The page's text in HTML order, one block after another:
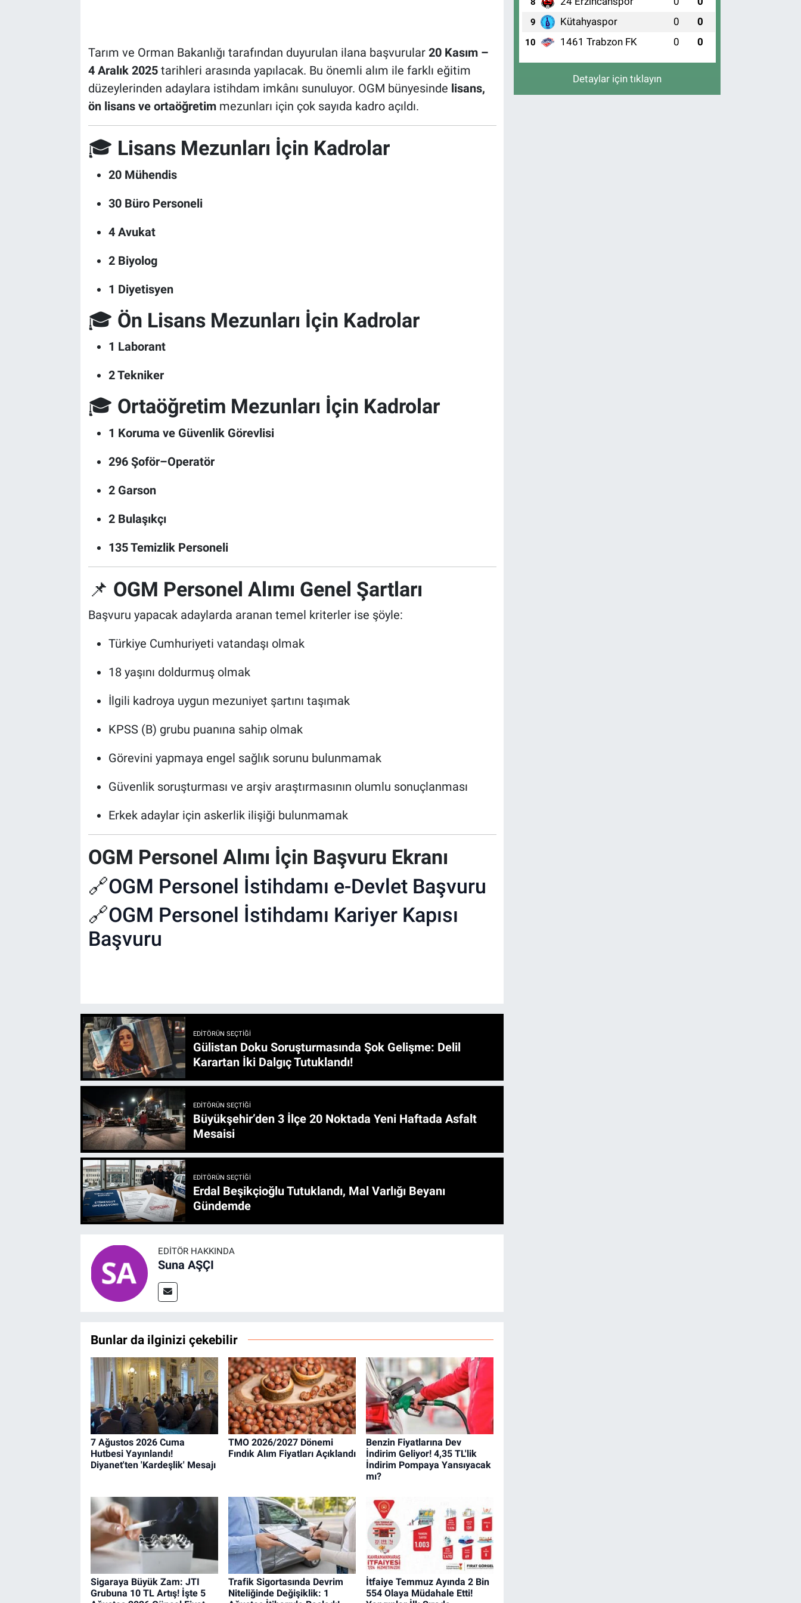
Tarım ve Orman Bakanlığı tarafından duyurulan ilana başvurular 20 Kasım –
4 Aralık 2025tarihleri arasında yapılacak. Bu önemli alım ile farklı eğitim
düzeylerinden adaylara istihdam imkânı sunuluyor. OGM bünyesinde lisans,
ön lisans ve ortaöğretimmezunları için çok sayıda kadro açıldı.
🎓 Lisans Mezunları İçin Kadrolar
20 Mühendis
30 Büro Personeli
4 Avukat
2 Biyolog
1 Diyetisyen
🎓 Ön Lisans Mezunları İçin Kadrolar
1 Laborant
2 Tekniker
🎓 Ortaöğretim Mezunları İçin Kadrolar
1 Koruma ve Güvenlik Görevlisi
296 Şoför–Operatör
2 Garson
2 Bulaşıkçı
135 Temizlik Personeli
📌 OGM Personel Alımı Genel Şartları
Başvuru yapacak adaylarda aranan temel kriterler ise şöyle:
Türkiye Cumhuriyeti vatandaşı olmak
18 yaşını doldurmuş olmak
İlgili kadroya uygun mezuniyet şartını taşımak
KPSS (B) grubu puanına sahip olmak
Görevini yapmaya engel sağlık sorunu bulunmamak
Güvenlik soruşturması ve arşiv araştırmasının olumlu sonuçlanması
Erkek adaylar için askerlik ilişiği bulunmamak
OGM Personel Alımı İçin Başvuru Ekranı
🔗OGM Personel İstihdamı e-Devlet Başvuru
🔗OGM Personel İstihdamı Kariyer Kapısı
Başvuru
EDITÖRÜN SEÇTIĞI
Gülistan Doku Soruşturmasında Şok Gelişme: Delil
Karartan İki Dalgıç Tutuklandı!
EDITÖRÜN SEÇTIĞI
Büyükşehir’den 3 İlçe 20 Noktada Yeni Haftada Asfalt
Mesaisi
EDITÖRÜN SEÇTIĞI
Erdal Beşikçioğlu Tutuklandı, Mal Varlığı Beyanı
Gündemde
EDITÖR HAKKINDA
Suna AŞÇI
Bunlar da ilginizi çekebilir
7 Ağustos 2026 Cuma
Hutbesi Yayınlandı!
Diyanet'ten 'Kardeşlik' Mesajı
TMO 2026/2027 Dönemi
Fındık Alım Fiyatları Açıklandı
Benzin Fiyatlarına Dev
İndirim Geliyor! 4,35 TL'lik
İndirim Pompaya Yansıyacak
mı?
Sigaraya Büyük Zam: JTI
Grubuna 10 TL Artış! İşte 5
Trafik Sigortasında Devrim
Niteliğinde Değişiklik: 1
İtfaiye Temmuz Ayında 2 Bin
554 Olaya Müdahale Etti!
9 Kütahyaspor 0 0
10 1461 Trabzon FK 0 0
Detaylar için tıklayın